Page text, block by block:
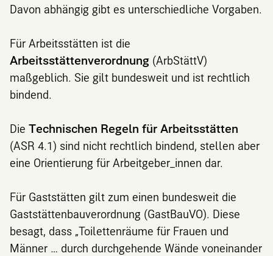
Davon abhängig gibt es unterschiedliche Vorgaben.
Für Arbeitsstätten ist die
Arbeitsstättenverordnung (ArbStättV)
maßgeblich. Sie gilt bundesweit und ist rechtlich
bindend.
Die Technischen Regeln für Arbeitsstätten
(ASR 4.1) sind nicht rechtlich bindend, stellen aber
eine Orientierung für Arbeitgeber_innen dar.
Für Gaststätten gilt zum einen bundesweit die
Gaststättenbauverordnung (GastBauVO). Diese
besagt, dass „Toilettenräume für Frauen und
Männer … durch durchgehende Wände voneinander